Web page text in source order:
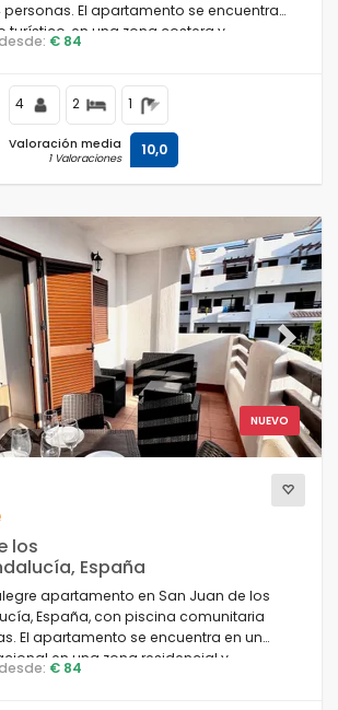
personas. El apartamento se encuentra
turístico, en una zona costera y
de supermercados y a 500 m de la
€ 84
4 2 1
Valoración media
1 Valoraciones 10,0
NUEVO
Next
los
España
apartamento en San Juan de los
España, con piscina comunitaria
El apartamento se encuentra en un
en una zona residencial y
de la playa, a poca distancia de
€ 84